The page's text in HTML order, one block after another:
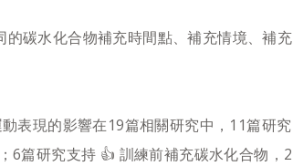
碳水化合物補充時間點、補充情境、補充
表現的影響​在19篇相關研究中，11篇研究
6篇研究支持 👍 訓練前補充碳水化合物，2